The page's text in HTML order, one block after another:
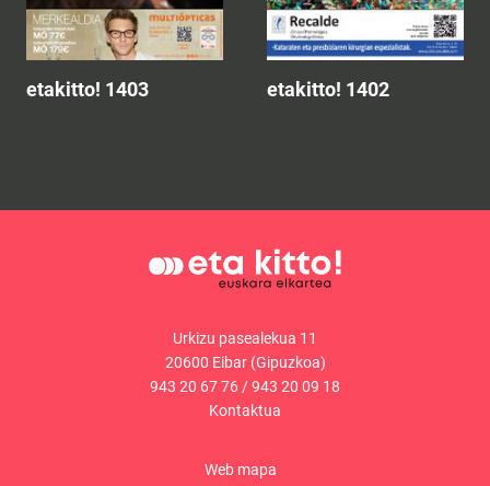
etakitto! 1403 etakitto! 1402
Urkizu pasealekua 11
20600 Eibar (Gipuzkoa)
943 20 67 76/943 20 09 18
Kontaktua
Web mapa